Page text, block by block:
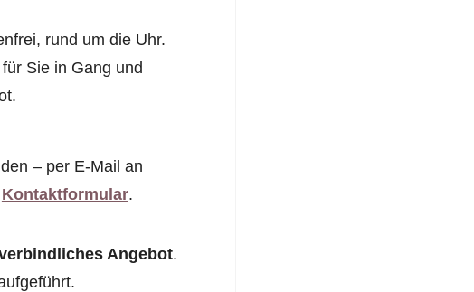
rund um die Uhr.
Sie in Gang und
– per E-Mail an
Kontaktformular.
Angebot.